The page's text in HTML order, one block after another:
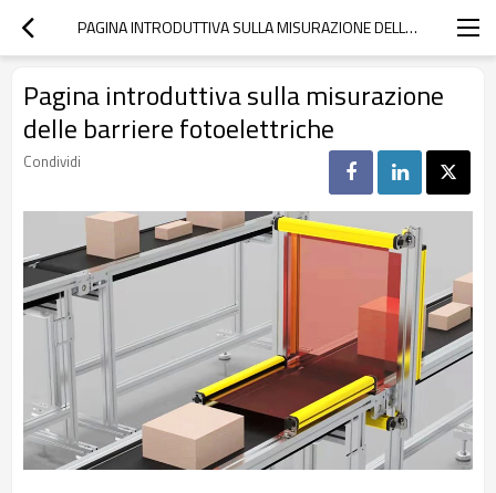
PAGINA INTRODUTTIVA SULLA MISURAZIONE DELLE BARRIERE FOTOELETTRICHE
Pagina introduttiva sulla misurazione
delle barriere fotoelettriche
Condividi